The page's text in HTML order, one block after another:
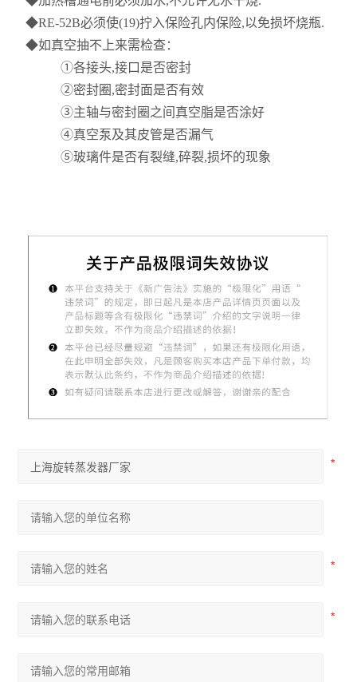
◆RE-52B必须使(19)拧入保险孔内保险,以免损坏烧瓶.
◆如真空抽不上来需检查：
①各接头,接口是否密封
②密封圈,密封面是否有效
③主轴与密封圈之间真空脂是否涂好
④真空泵及其皮管是否漏气
⑤玻璃件是否有裂缝,碎裂,损坏的现象